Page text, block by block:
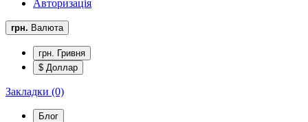
Авторизація
грн. Валюта
грн. Гривня
$ Доллар
Закладки (0)
Блог